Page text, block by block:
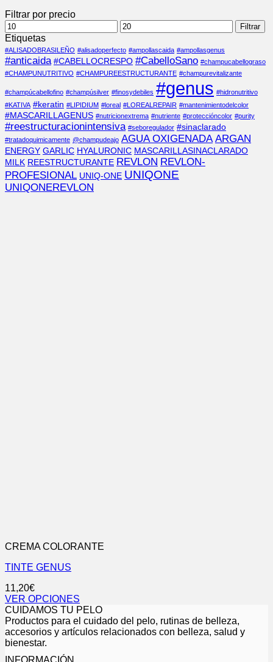
Filtrar por precio
Precio
mínimo
Precio
máximo
Filtrar
Etiquetas
#ALISADOBRASILEÑO #alisadoperfecto #ampollascaida #ampollasgenus
#anticaida #CABELLOCRESPO #CabelloSano #champucabellograso
#CHAMPUNUTRITIVO #CHAMPUREESTRUCTURANTE #champurevitalizante
#champúcabellofino #champúsilver #finosydebiles #genus #hidronutritivo
#KATIVA #keratin #LIPIDIUM #loreal #LOREALREPAIR #mantenimientodelcolor
#MASCARILLAGENUS #nutricionextrema #nutriente #proteccióncolor #purity
#reestructuracionintensiva #seboregulador #sinaclarado
#tratadoquimicamente @champudeajo AGUA OXIGENADA ARGAN
ENERGY GARLIC HYALURONIC MASCARILLASINACLARADO
MILK REESTRUCTURANTE REVLON REVLON-
PROFESIONAL UNIQ-ONE UNIQONE
UNIQONEREVLON
CREMA COLORANTE
TINTE GENUS
11,20€
VER OPCIONES
Este
producto
tiene
múltiples
CUIDAMOS TU PELO
Productos para el cuidado del pelo, rutinas de belleza,
accesorios y artículos relacionados con belleza, salud y
bienestar.